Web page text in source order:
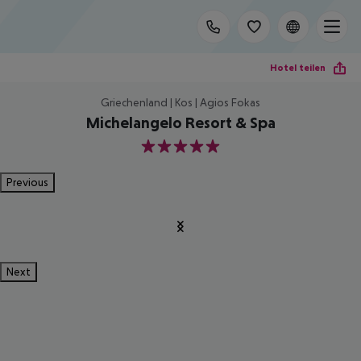
Hotel teilen
Griechenland | Kos | Agios Fokas
Michelangelo Resort & Spa
5
Previous
Next